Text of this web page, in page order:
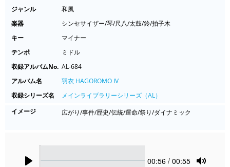
ジャンル
和風
楽器
シンセサイザー/琴/尺八/太鼓/鈴/拍子木
キー
マイナー
テンポ
ミドル
収録アルバムNo. AL-684
アルバム名
羽衣 HAGOROMO IV
収録シリーズ名
メインライブラリーシリーズ（AL）
イメージ
広がり/事件/歴史/伝統/運命/祭り/ダイナミック
Current
00:56 / 00:55